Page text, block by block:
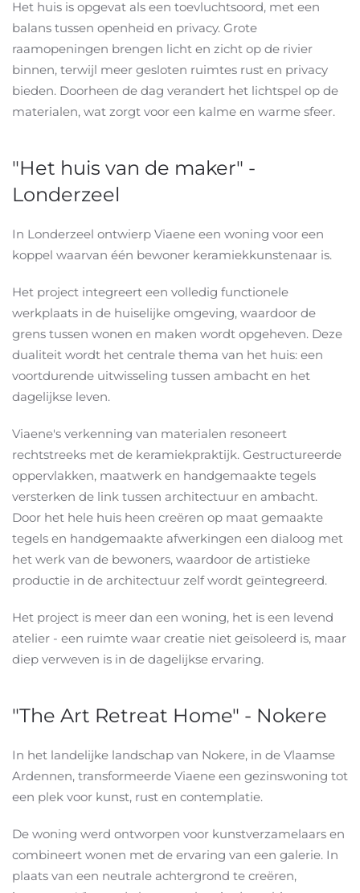
Het huis is opgevat als een toevluchtsoord, met een
balans tussen openheid en privacy. Grote
raamopeningen brengen licht en zicht op de rivier
binnen, terwijl meer gesloten ruimtes rust en privacy
bieden. Doorheen de dag verandert het lichtspel op de
materialen, wat zorgt voor een kalme en warme sfeer.
"Het huis van de maker" -
Londerzeel
In Londerzeel ontwierp Viaene een woning voor een
koppel waarvan één bewoner keramiekkunstenaar is.
Het project integreert een volledig functionele
werkplaats in de huiselijke omgeving, waardoor de
grens tussen wonen en maken wordt opgeheven. Deze
dualiteit wordt het centrale thema van het huis: een
voortdurende uitwisseling tussen ambacht en het
dagelijkse leven.
Viaene's verkenning van materialen resoneert
rechtstreeks met de keramiekpraktijk. Gestructureerde
oppervlakken, maatwerk en handgemaakte tegels
versterken de link tussen architectuur en ambacht.
Door het hele huis heen creëren op maat gemaakte
tegels en handgemaakte afwerkingen een dialoog met
het werk van de bewoners, waardoor de artistieke
productie in de architectuur zelf wordt geïntegreerd.
Het project is meer dan een woning, het is een levend
atelier - een ruimte waar creatie niet geïsoleerd is, maar
diep verweven is in de dagelijkse ervaring.
"The Art Retreat Home" - Nokere
In het landelijke landschap van Nokere, in de Vlaamse
Ardennen, transformeerde Viaene een gezinswoning tot
een plek voor kunst, rust en contemplatie.
De woning werd ontworpen voor kunstverzamelaars en
combineert wonen met de ervaring van een galerie. In
plaats van een neutrale achtergrond te creëren,